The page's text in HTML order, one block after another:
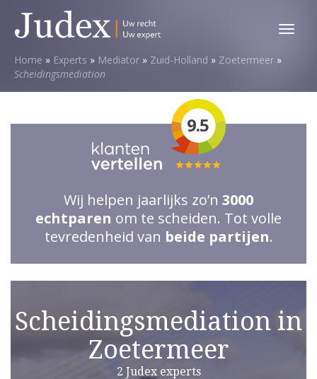
Toggle
Home » Experts » Mediator » Zuid-Holland » Zoetermeer »
Scheidingsmediation
9.5
Totale
waardering:
5
van
Wij helpen jaarlijks zo’n 3000
echtparen om te scheiden. Tot volle
tevredenheid van beide partijen.
Scheidingsmediation in
Zoetermeer
2 Judex experts